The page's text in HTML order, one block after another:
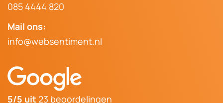
085 4444 820
Mail ons:
info@websentiment.nl
5/5 uit 23 beoordelingen